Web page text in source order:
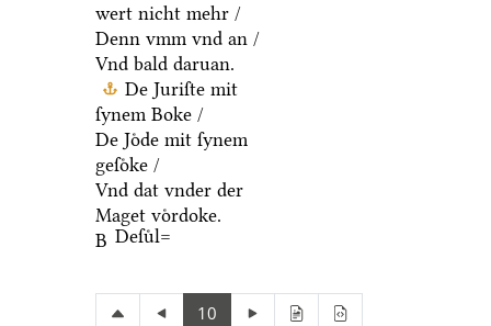
wert nicht mehr /
Denn vmm vnd an /
Vnd bald daruan.
De Juriſte mit
ſynem Boke /
De Joͤde mit ſynem
geſoͤke /
Vnd dat vnder der
Maget voͤrdoke.
B Deſuͤl=
10